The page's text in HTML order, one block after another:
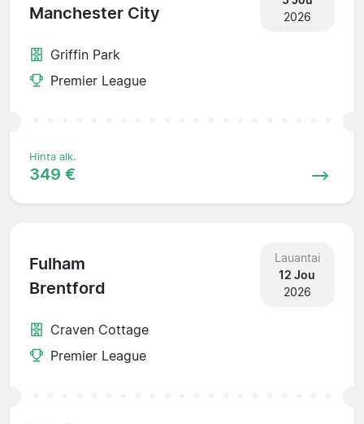
Manchester City
2026
Griffin Park
Premier League
Hinta alk.
349 €
Fulham
Brentford
Lauantai
12 Jou
2026
Craven Cottage
Premier League